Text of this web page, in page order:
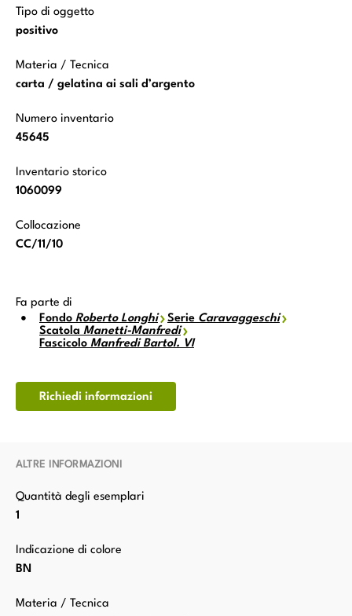
Tipo di oggetto
positivo
Materia / Tecnica
carta / gelatina ai sali d’argento
Numero inventario
45645
Inventario storico
1060099
Collocazione
CC/11/10
Fa parte di
Fondo Roberto Longhi Serie Caravaggeschi
Scatola Manetti-Manfredi
Fascicolo Manfredi Bartol. VI
Richiedi informazioni
ALTRE INFORMAZIONI
Quantità degli esemplari
1
Indicazione di colore
BN
Materia / Tecnica